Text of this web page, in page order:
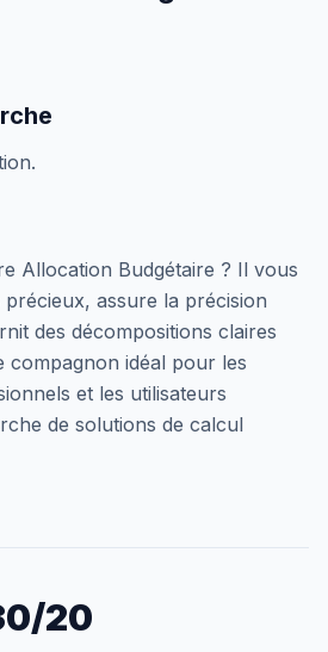
Allocation Budgétaire ? Il vous
assure la précision
des décompositions claires
compagnon idéal pour les
et les utilisateurs
de solutions de calcul
20